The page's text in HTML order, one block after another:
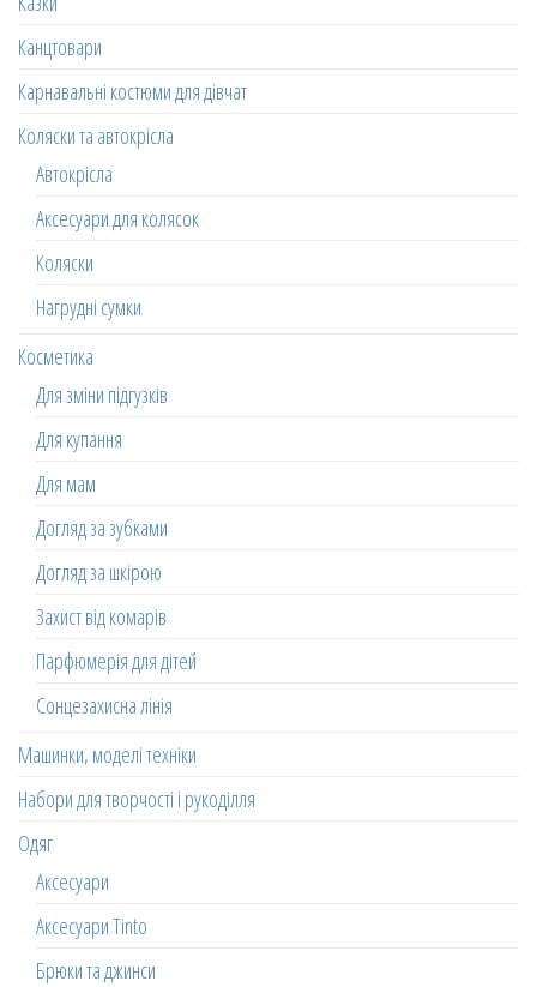
Канцтовари
Карнавальні костюми для дівчат
Коляски та автокрісла
Автокрісла
Аксесуари для колясок
Коляски
Нагрудні сумки
Косметика
Для зміни підгузків
Для купання
Для мам
Догляд за зубками
Догляд за шкірою
Захист від комарів
Парфюмерія для дітей
Сонцезахисна лінія
Машинки, моделі техніки
Набори для творчості і рукоділля
Одяг
Аксесуари
Аксесуари Tinto
Брюки та джинси